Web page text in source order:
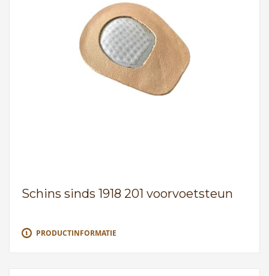
Schins sinds 1918 201 voorvoetsteun
PRODUCTINFORMATIE